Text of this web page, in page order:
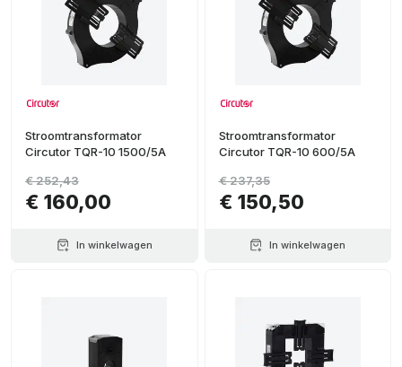
Stroomtransformator
Circutor TQR-10 1500/5A
€ 160,00
€ 252,43
In winkelwagen
Stroomtransformator
Circutor TQR-10 600/5A
€ 150,50
€ 237,35
In winkelwagen